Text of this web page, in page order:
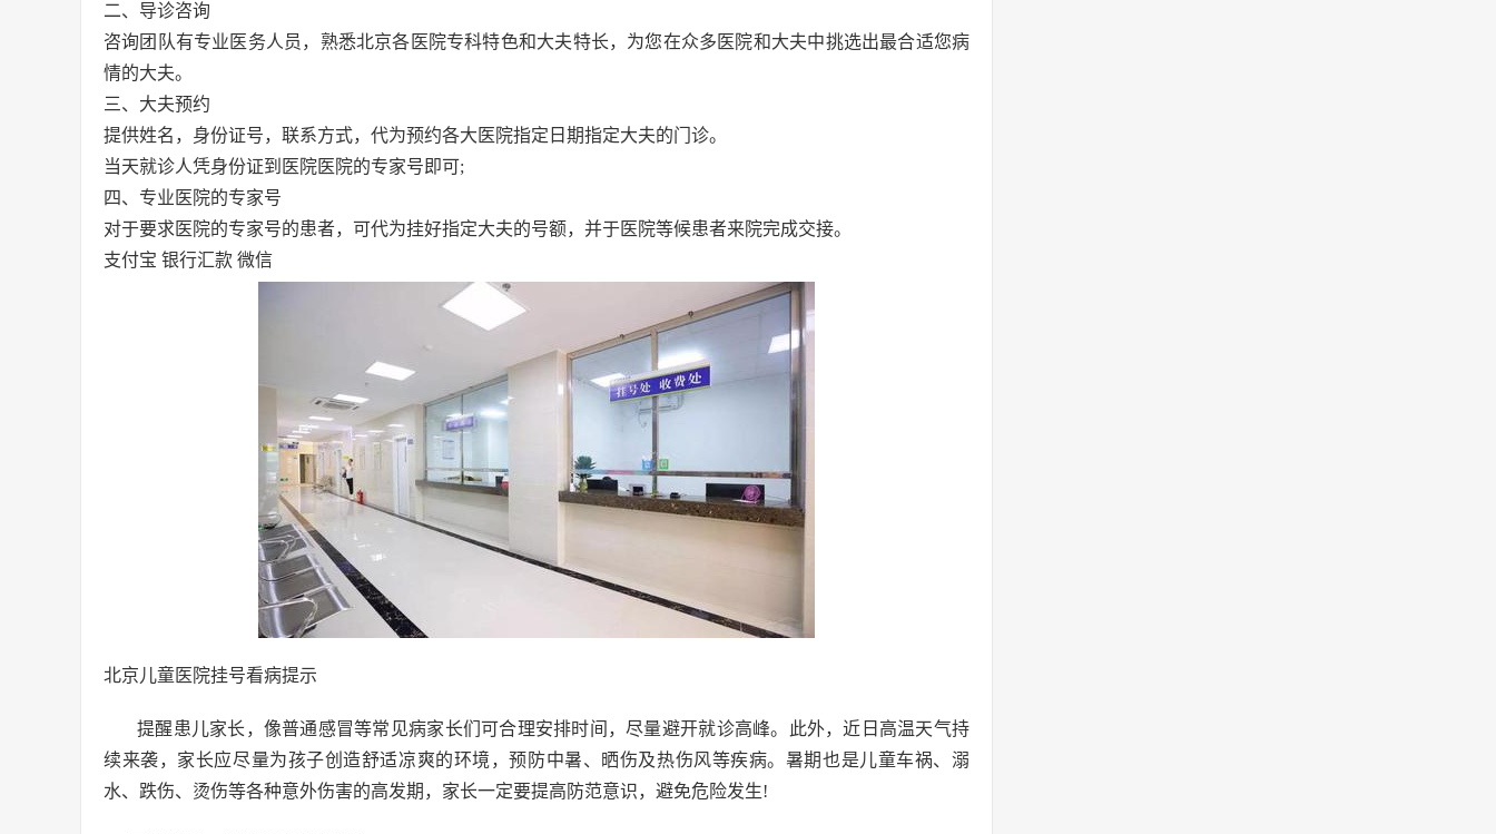
二、导诊咨询
咨询团队有专业医务人员，熟悉北京各医院专科特色和大夫特长，为您在众多医院和大夫中挑选出最合适您病
情的大夫。
三、大夫预约
提供姓名，身份证号，联系方式，代为预约各大医院指定日期指定大夫的门诊。
当天就诊人凭身份证到医院医院的专家号即可;
四、专业医院的专家号
对于要求医院的专家号的患者，可代为挂好指定大夫的号额，并于医院等候患者来院完成交接。
支付宝 银行汇款 微信
北京儿童医院挂号看病提示
提醒患儿家长，像普通感冒等常见病家长们可合理安排时间，尽量避开就诊高峰。此外，近日高温天气持
续来袭，家长应尽量为孩子创造舒适凉爽的环境，预防中暑、晒伤及热伤风等疾病。暑期也是儿童车祸、溺
水、跌伤、烫伤等各种意外伤害的高发期，家长一定要提高防范意识，避免危险发生!